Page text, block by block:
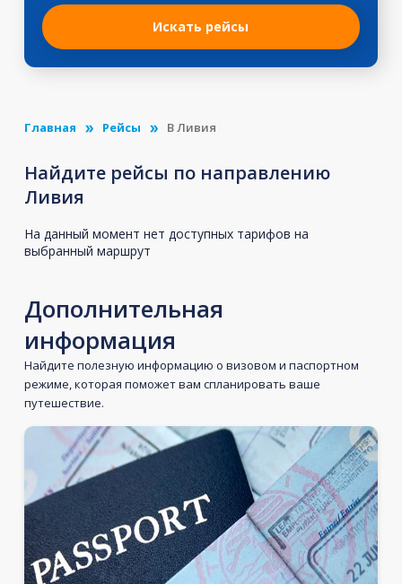
Искать рейсы
Главная Рейсы В Ливия
Найдите рейсы по направлению
Ливия
На данный момент нет доступных тарифов на
выбранный маршрут
Дополнительная
информация
Найдите полезную информацию о визовом и паспортном
режиме, которая поможет вам спланировать ваше
путешествие.